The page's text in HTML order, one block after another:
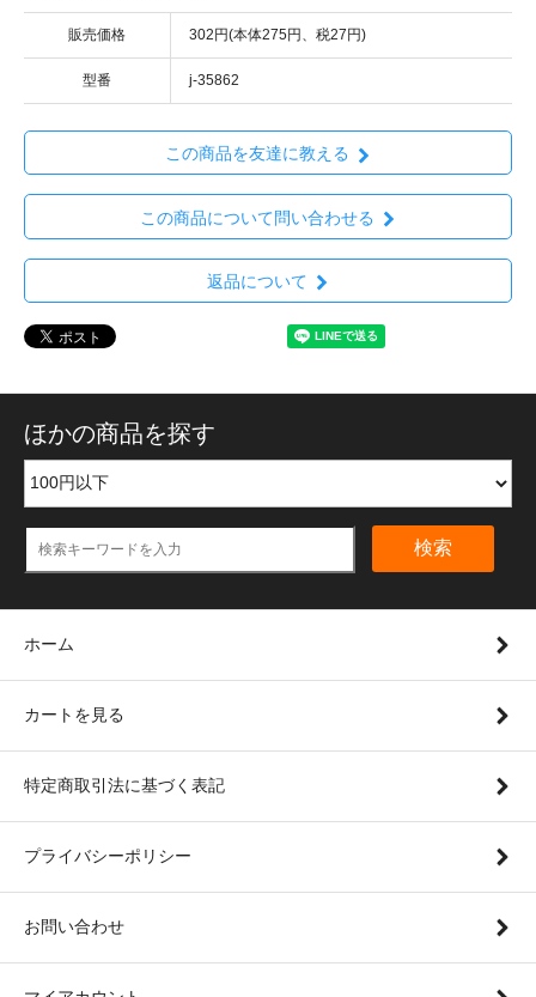
販売価格 302円(本体275円、税27円)
型番 j-35862
この商品を友達に教える
この商品について問い合わせる
返品について
ほかの商品を探す
検索
ホーム
カートを見る
特定商取引法に基づく表記
プライバシーポリシー
お問い合わせ